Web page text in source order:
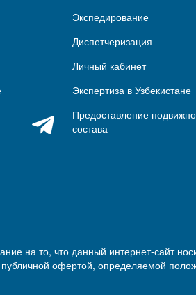
Экспедирование
Диспетчеризация
Личный кабинет
Экспертиза в Узбекистане
Предоставление
состава
на то, что данный интернет-сайт
офертой, определяемой